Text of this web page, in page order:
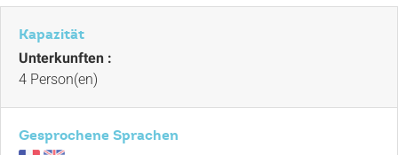
Kapazität
Unterkunften :
4 Person(en)
Gesprochene Sprachen